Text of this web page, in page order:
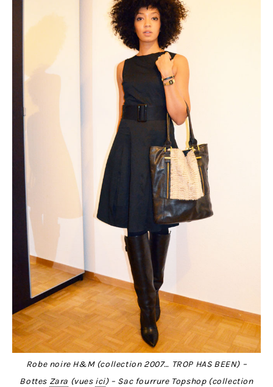
Robe noire H&M (collection 2007… TROP HAS BEEN) –
Bottes Zara (vues ici) – Sac fourrure Topshop (collection